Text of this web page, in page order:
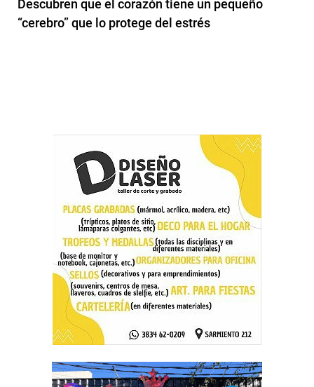
Descubren que el corazón tiene un pequeño
“cerebro” que lo protege del estrés